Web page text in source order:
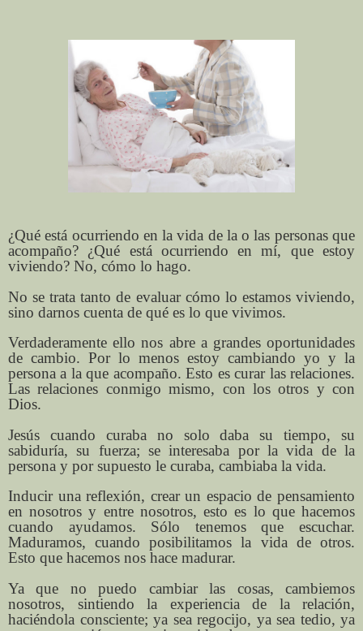
¿Qué está ocurriendo en la vida de la o las personas que
acompaño? ¿Qué está ocurriendo en mí, que estoy
viviendo? No, cómo lo hago.
No se trata tanto de evaluar cómo lo estamos viviendo,
sino darnos cuenta de qué es lo que vivimos.
Verdaderamente ello nos abre a grandes oportunidades
de cambio. Por lo menos estoy cambiando yo y la
persona a la que acompaño. Esto es curar las relaciones.
Las relaciones conmigo mismo, con los otros y con
Dios.
Jesús cuando curaba no solo daba su tiempo, su
sabiduría, su fuerza; se interesaba por la vida de la
persona y por supuesto le curaba, cambiaba la vida.
Inducir una reflexión, crear un espacio de pensamiento
en nosotros y entre nosotros, esto es lo que hacemos
cuando ayudamos. Sólo tenemos que escuchar.
Maduramos, cuando posibilitamos la vida de otros.
Esto que hacemos nos hace madurar.
Ya que no puedo cambiar las cosas, cambiemos
nosotros, sintiendo la experiencia de la relación,
haciéndola consciente; ya sea regocijo, ya sea tedio, ya